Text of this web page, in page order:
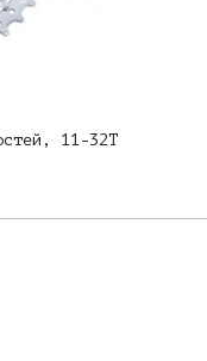
11-32T